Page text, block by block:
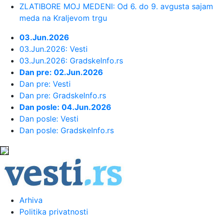
23:34:Održana 36. akcija "Crveno-bela
krv": Prikupljeno je ukupno 307 ...
23:33:Sinančević: "Želim u finale"
23:31:U julu u Sloveniji prodato 12,4 posto
više automobila
23:30:Nada Obrić otvoreno o razvodima:
Bivšima sam sve ostavljala, a ...
ZVEZDA SPREMA POJAČANJE:
Igrač Real Madrida na korak od Malog K...
23:21:
ZLATIBORE MOJ MEDENI: Od 6. do 9. avgusta sajam
meda na Kraljevom trgu
03.Jun.2026
03.Jun.2026: Vesti
03.Jun.2026: GradskeInfo.rs
Dan pre: 02.Jun.2026
Dan pre: Vesti
Dan pre: GradskeInfo.rs
Dan posle: 04.Jun.2026
Dan posle: Vesti
Dan posle: GradskeInfo.rs
Arhiva
Politika privatnosti